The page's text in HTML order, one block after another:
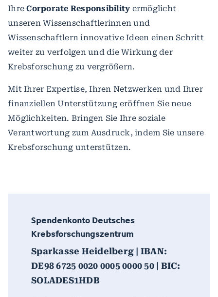
Ihre Corporate Responsibility ermöglicht
unseren Wissenschaftlerinnen und
Wissenschaftlern innovative Ideen einen Schritt
weiter zu verfolgen und die Wirkung der
Krebsforschung zu vergrößern.
Mit Ihrer Expertise, Ihren Netzwerken und Ihrer
finanziellen Unterstützung eröffnen Sie neue
Möglichkeiten. Bringen Sie Ihre soziale
Verantwortung zum Ausdruck, indem Sie unsere
Krebsforschung unterstützen.
Spendenkonto Deutsches
Krebsforschungszentrum
Sparkasse Heidelberg | IBAN:
DE98 6725 0020 0005 0000 50 | BIC:
SOLADES1HDB